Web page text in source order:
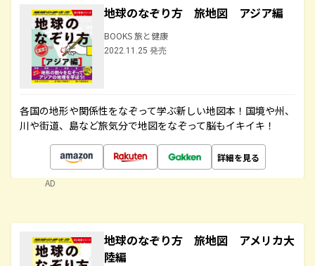
地球のなぞり方 旅地図 アジア編
BOOKS 旅と健康
2022.11.25 発売
各国の地形や関係性をなぞって学ぶ新しい地図本！国境や州、
川や街道、島など旅気分で地図をなぞって脳もイキイキ！
詳細を見る
AD
地球のなぞり方 旅地図 アメリカ大
陸編